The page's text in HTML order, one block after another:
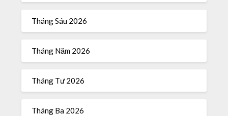
Tháng Sáu 2026
Tháng Năm 2026
Tháng Tư 2026
Tháng Ba 2026